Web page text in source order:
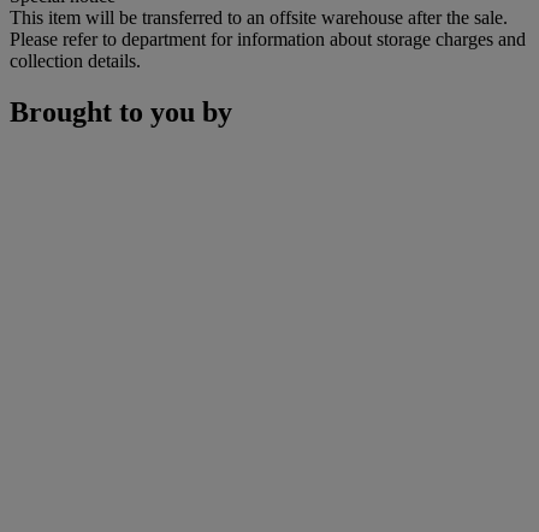
This item will be transferred to an offsite warehouse after the sale.
Please refer to department for information about storage charges and
collection details.
Brought to you by